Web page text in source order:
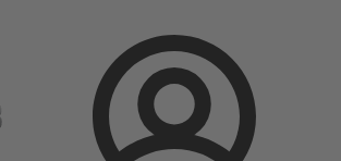
Prihlásenie
produktov MIL 35500